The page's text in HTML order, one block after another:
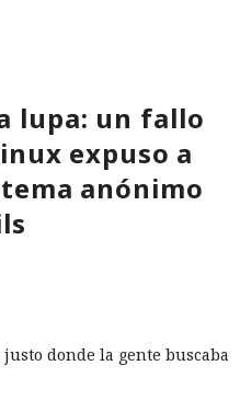
lupa: un fallo
expuso a
anónimo
donde la gente buscaba